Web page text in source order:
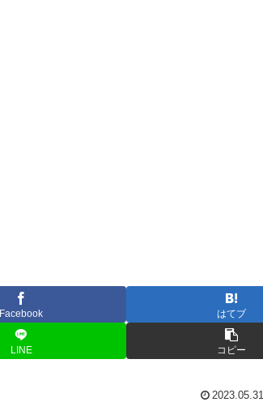
Facebook はてブ
LINE コピー
2023.05.31